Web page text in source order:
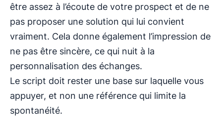
être assez à l’écoute de votre prospect et de ne
pas proposer une solution qui lui convient
vraiment. Cela donne également l’impression de
ne pas être sincère, ce qui nuit à la
personnalisation des échanges.
Le script doit rester une base sur laquelle vous
appuyer, et non une référence qui limite la
spontanéité.